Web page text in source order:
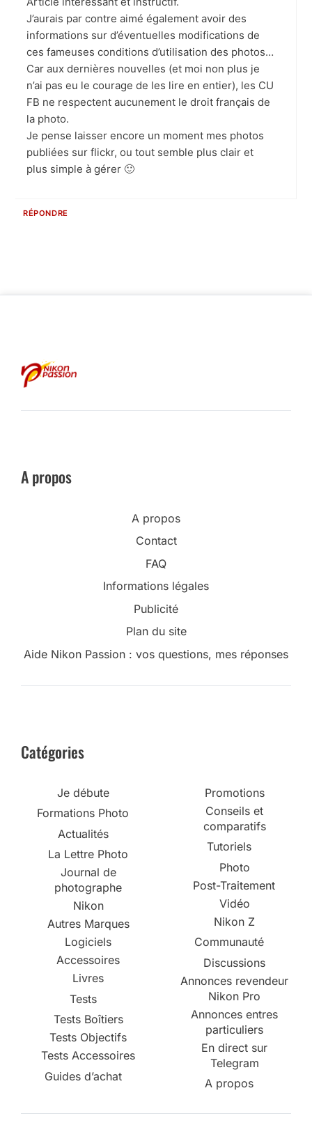
J’aurais par contre aimé également avoir des
informations sur d’éventuelles modifications de
ces fameuses conditions d’utilisation des photos…
Car aux dernières nouvelles (et moi non plus je
n’ai pas eu le courage de les lire en entier), les CU
FB ne respectent aucunement le droit français de
la photo.
Je pense laisser encore un moment mes photos
publiées sur flickr, ou tout semble plus clair et
plus simple à gérer 🙂
RÉPONDRE
A propos
A propos
Contact
FAQ
Informations légales
Publicité
Plan du site
Aide Nikon Passion : vos questions, mes réponses
Catégories
Je débute
Formations Photo
Actualités
La Lettre Photo
Journal de
photographe
Nikon
Autres Marques
Logiciels
Accessoires
Livres
Tests
Tests Boîtiers
Tests Objectifs
Tests Accessoires
Guides d’achat
Promotions
Conseils et
comparatifs
Tutoriels
Photo
Post-Traitement
Vidéo
Nikon Z
Communauté
Discussions
Annonces revendeur
Nikon Pro
Annonces entres
particuliers
En direct sur
Telegram
A propos